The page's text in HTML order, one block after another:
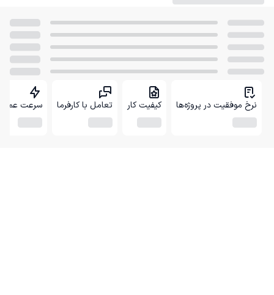
نرخ موفقیت در پروژه‌ها کیفیت کار تعامل با کارفرما سرعت عمل